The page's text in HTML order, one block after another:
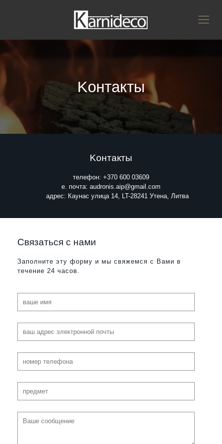
Kонтакты
Kонтакты
телефон: +370 600 03609
е. почта: audronis.aip@gmail.com
адрес: Каунас улица 14, LT-28241 Утена, Литва
Cвязаться с нами
Заполните эту форму и мы свяжемся с Вами в
течение 24 часов.